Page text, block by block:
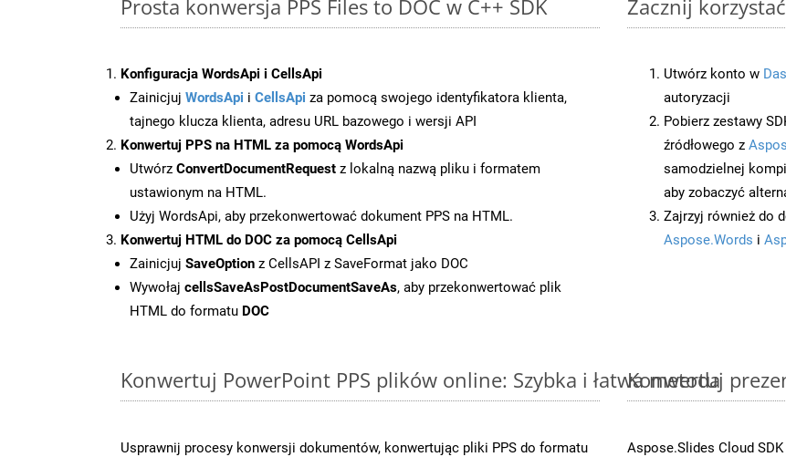
Prosta konwersja PPS Files to DOC w C++ SDK
Konfiguracja WordsApi i CellsApi
Zainicjuj WordsApi i CellsApi za pomocą swojego identyfikatora klienta,
tajnego klucza klienta, adresu URL bazowego i wersji API
Konwertuj PPS na HTML za pomocą WordsApi
Utwórz ConvertDocumentRequest z lokalną nazwą pliku i formatem
ustawionym na HTML.
Użyj WordsApi, aby przekonwertować dokument PPS na HTML.
Konwertuj HTML do DOC za pomocą CellsApi
Zainicjuj SaveOption z CellsAPI z SaveFormat jako DOC
Wywołaj cellsSaveAsPostDocumentSaveAs, aby przekonwertować plik
HTML do formatu DOC
Zacznij
Utwórz konto w
autoryzacji
Pobierz zestawy
źródłowego z
samodzielnej
aby zobaczyć
Zajrzyj również do
Aspose.Words i
Konwertuj PowerPoint PPS plików online: Szybka i łatwa metoda
Usprawnij procesy konwersji dokumentów, konwertując pliki PPS do formatu
Konwertuj
Aspose.Slides Cloud